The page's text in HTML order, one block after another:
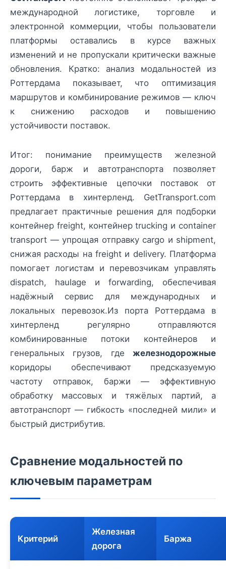
международной логистике, торговле и
электронной коммерции, чтобы пользователи
платформы оставались в курсе важных
изменений и не пропускали критически важные
обновления. Кратко: анализ модальностей из
Роттердама показывает, что оптимизация
маршрутов и комбинирование режимов — ключ
к снижению расходов и повышению
устойчивости поставок.
Итог: понимание преимуществ железной
дороги, барж и автотранспорта позволяет
строить эффективные цепочки поставок от
Роттердама в хинтерленд. GetTransport.com
предлагает практичные решения для подборки
контейнер freight, контейнер trucking и container
transport — упрощая отправку cargo и shipment,
снижая расходы на freight и delivery. Платформа
помогает логистам и перевозчикам управлять
dispatch, haulage и forwarding, обеспечивая
надёжный сервис для международных и
локальных перевозок.Из порта Роттердама в
хинтерленд регулярно отправляются
комбинированные потоки контейнеров и
генеральных грузов, где железнодорожные
коридоры обеспечивают предсказуемую
частоту отправок, баржи — эффективную
обработку массовых и тяжёлых партий, а
автотранспорт — гибкость «последней мили» и
быстрый дистрибутив.
Сравнение модальностей по
ключевым параметрам
Критерий
Железная
дорога
Баржа